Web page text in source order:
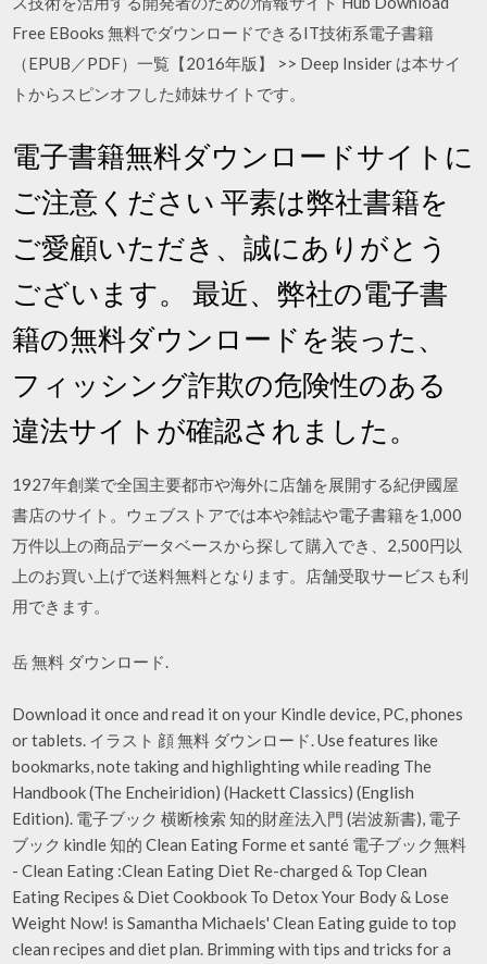
Free EBooks 無料でダウンロードできるIT技術系電子書籍
（EPUB／PDF）一覧【2016年版】 >> Deep Insider は本サイ
トからスピンオフした姉妹サイトです。
電子書籍無料ダウンロードサイトに
ご注意ください 平素は弊社書籍を
ご愛顧いただき、誠にありがとう
ございます。 最近、弊社の電子書
籍の無料ダウンロードを装った、
フィッシング詐欺の危険性のある
違法サイトが確認されました。
1927年創業で全国主要都市や海外に店舗を展開する紀伊國屋
書店のサイト。ウェブストアでは本や雑誌や電子書籍を1,000
万件以上の商品データベースから探して購入でき、2,500円以
上のお買い上げで送料無料となります。店舗受取サービスも利
用できます。
岳 無料 ダウンロード.
Download it once and read it on your Kindle device, PC, phones
or tablets. イラスト 顔 無料 ダウンロード. Use features like
bookmarks, note taking and highlighting while reading The
Handbook (The Encheiridion) (Hackett Classics) (English
Edition). 電子ブック 横断検索 知的財産法入門 (岩波新書), 電子
ブック kindle 知的 Clean Eating Forme et santé 電子ブック無料
- Clean Eating :Clean Eating Diet Re-charged & Top Clean
Eating Recipes & Diet Cookbook To Detox Your Body & Lose
Weight Now! is Samantha Michaels' Clean Eating guide to top
clean recipes and diet plan. Brimming with tips and tricks for a